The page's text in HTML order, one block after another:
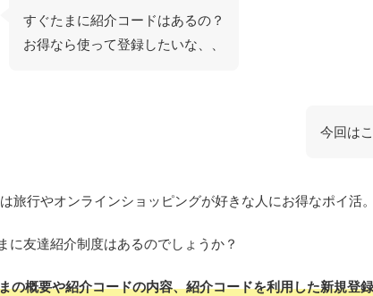
すぐたまに紹介コードはあるの？
お得なら使って登録したいな、、
今回は
は旅行やオンラインショッピングが好きな人にお得なポイ活。
に友達紹介制度はあるのでしょうか？
の概要や紹介コードの内容、紹介コードを利用した新規登